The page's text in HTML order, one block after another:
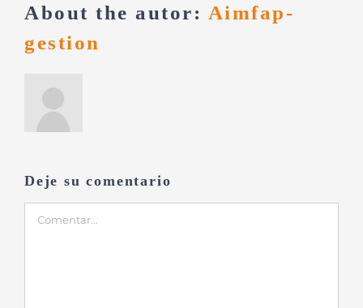
About the autor: Aimfap-
gestion
Deje su comentario
Comentar